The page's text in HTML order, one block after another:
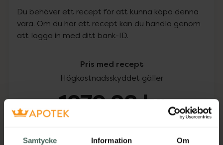
Samtycke Information Om
Du behöver ett recept för att kunna köpa denna
vara. Om du har ett recept kan du handla genom
att logga in med ditt bank-ID.
Pris med recept
Högkostnadsskyddet gäller
1279,28 kr